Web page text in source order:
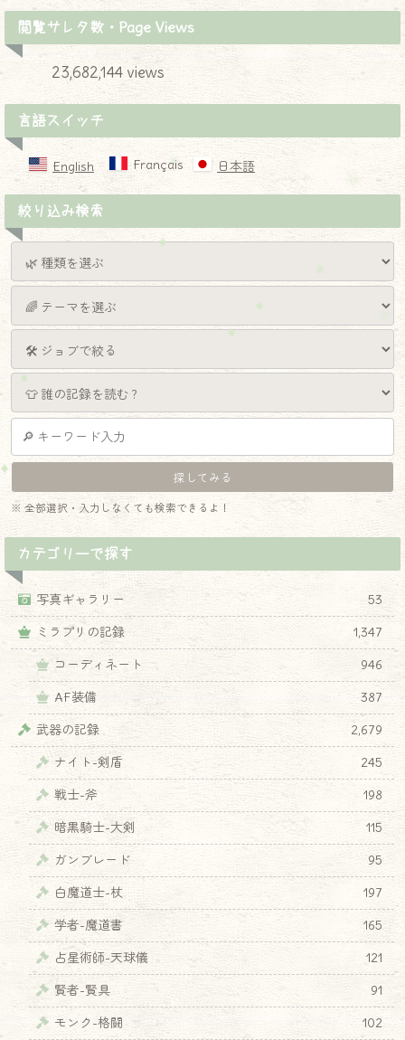
閲覧サレタ数・Page Views
23,682,144 views
言語スイッチ
English Français 日本語
絞り込み検索
※ 全部選択・入力しなくても検索できるよ！
カテゴリーで探す
写真ギャラリー
53
ミラプリの記録
1,347
コーディネート
946
AF装備
387
武器の記録
2,679
ナイト-剣盾
245
戦士-斧
198
暗黒騎士-大剣
115
ガンブレード
95
白魔道士-杖
197
学者-魔道書
165
占星術師-天球儀
121
賢者-賢具
91
モンク-格闘
102